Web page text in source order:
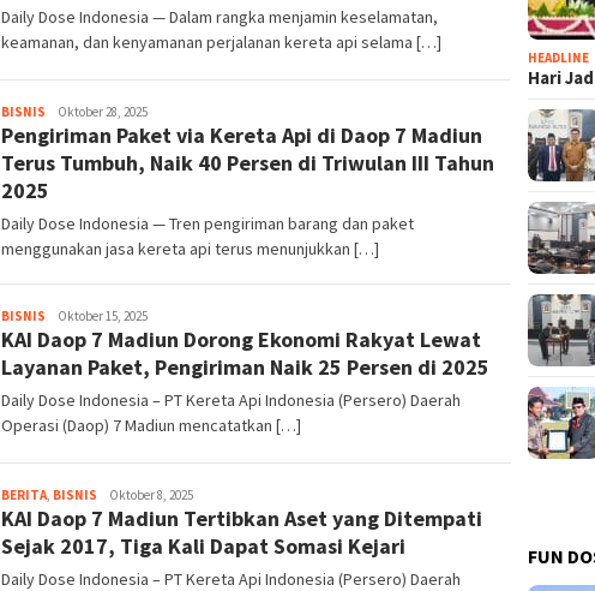
Daily Dose Indonesia — Dalam rangka menjamin keselamatan,
keamanan, dan kenyamanan perjalanan kereta api selama […]
BISNIS Dani
Elang
Sakti
Oktober 28, 2025
Pengiriman Paket via Kereta Api di Daop 7 Madiun
Terus Tumbuh, Naik 40 Persen di Triwulan III Tahun
2025
Daily Dose Indonesia — Tren pengiriman barang dan paket
menggunakan jasa kereta api terus menunjukkan […]
BISNIS Dani
Elang
Oktober 15, 2025
KAI Daop 7 Madiun Dorong Ekonomi Rakyat Lewat
Layanan Paket, Pengiriman Naik 25 Persen di 2025
Daily Dose Indonesia – PT Kereta Api Indonesia (Persero) Daerah
Operasi (Daop) 7 Madiun mencatatkan […]
BERITA, BISNIS Dani
Elang
Oktober 8, 2025
KAI Daop 7 Madiun Tertibkan Aset yang Ditempati
Sejak 2017, Tiga Kali Dapat Somasi Kejari
Daily Dose Indonesia – PT Kereta Api Indonesia (Persero) Daerah
HEADLINE
Hari
FUN